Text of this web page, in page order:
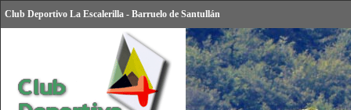
Club Deportivo La Escalerilla - Barruelo de Santullán